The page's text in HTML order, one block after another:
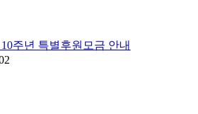
주년 특별후원모금 안내